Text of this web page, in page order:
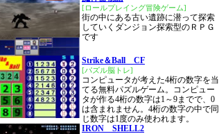
[ロールプレイング冒険ゲーム]
街の中にある古い遺跡に潜って探索
していくダンジョン探索型のＲＰＧ
です
Strike＆Ball CF
[パズル脳トレ]
コンピュータが考えた4桁の数字を当
てる無料パズルゲーム。コンピュー
タが作る4桁の数字は1～9までで、0
は含まれません。4桁の数字の中で同
じ数字は1度のみ使われます。
IRON SHELL2